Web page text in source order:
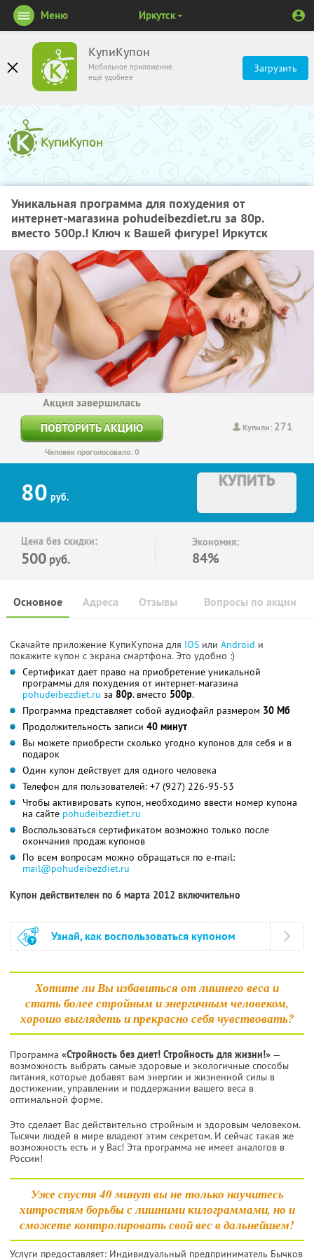
КупиКупон
Мобильное приложение
ещё удобнее
Загрузить
Меню Иркутск
Уникальная программа для похудения от
интернет-магазина pohudeibezdiet.ru за 80р.
вместо 500р.! Ключ к Вашей фигуре! Иркутск
Купили: 271
Акция завершилась
ПОВТОРИТЬ АКЦИЮ
Человек проголосовало: 0
80 руб.
КУПИТЬ
Цена без скидки:
500 руб.
Экономия:
84%
Основное Отзывы Вопросы по акции
Адреса
Скачайте приложение КупиКупона для IOS или Android и
покажите купон с экрана смартфона. Это удобно :)
Сертификат дает право на приобретение уникальной
программы для похудения от интернет-магазина
pohudeibezdiet.ru за 80р. вместо 500р.
Программа представляет собой аудиофайл размером 30 Мб
Продолжительность записи 40 минут
Вы можете приобрести сколько угодно купонов для себя и в
подарок
Один купон действует для одного человека
Телефон для пользователей: +7 (927) 226-95-53
Чтобы активировать купон, необходимо ввести номер купона
на сайте pohudeibezdiet.ru
Воспользоваться сертификатом возможно только после
окончания продаж купонов
По всем вопросам можно обращаться по e-mail:
mail@pohudeibezdiet.ru
Купон действителен по 6 марта 2012 включительно
Узнай, как воспользоваться купоном
Хотите ли Вы избавиться от лишнего веса и
стать более стройным и энергичным человеком,
хорошо выглядеть и прекрасно себя чувствовать?
Программа «Стройность без диет! Стройность для жизни!» —
возможность выбрать самые здоровые и экологичные способы
питания, которые добавят вам энергии и жизненной силы в
достижении, управлении и поддержании вашего веса в
оптимальной форме.
Это сделает Вас действительно стройным и здоровым человеком.
Тысячи людей в мире владеют этим секретом. И сейчас такая же
возможность есть и у Вас! Эта программа не имеет аналогов в
России!
Уже спустя 40 минут вы не только научитесь
хитростям борьбы с лишними килограммами, но и
сможете контролировать свой вес в дальнейшем!
Услуги предоставляет: Индивидуальный предприниматель Бычков